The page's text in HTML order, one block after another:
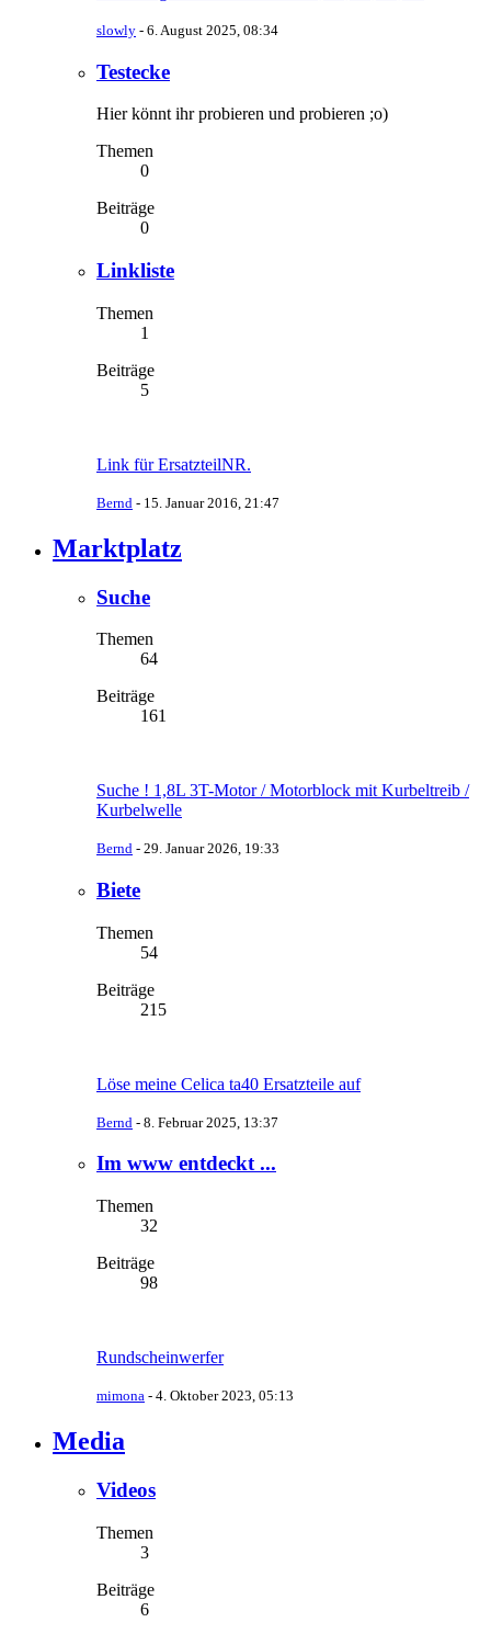
slowly - 6. August 2025, 08:34
Testecke
Hier könnt ihr probieren und probieren ;o)
Themen
0
Beiträge
0
Linkliste
Themen
1
Beiträge
5
Link für ErsatzteilNR.
Bernd - 15. Januar 2016, 21:47
Marktplatz
Suche
Themen
64
Beiträge
161
Suche ! 1,8L 3T-Motor / Motorblock mit Kurbeltreib /
Kurbelwelle
Bernd - 29. Januar 2026, 19:33
Biete
Themen
54
Beiträge
215
Löse meine Celica ta40 Ersatzteile auf
Bernd - 8. Februar 2025, 13:37
Im www entdeckt ...
Themen
32
Beiträge
98
Rundscheinwerfer
mimona - 4. Oktober 2023, 05:13
Media
Videos
Themen
3
Beiträge
6